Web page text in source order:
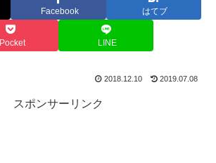
Facebook はてブ
Pocket LINE
2018.12.10 2019.07.08
スポンサーリンク